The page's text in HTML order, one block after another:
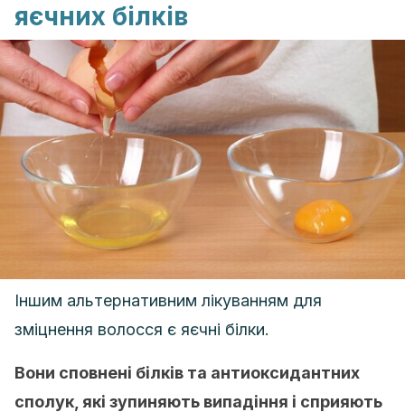
яєчних білків
Іншим альтернативним лікуванням для
зміцнення волосся є яєчні білки.
Вони сповнені білків та антиоксидантних
сполук, які зупиняють випадіння і сприяють